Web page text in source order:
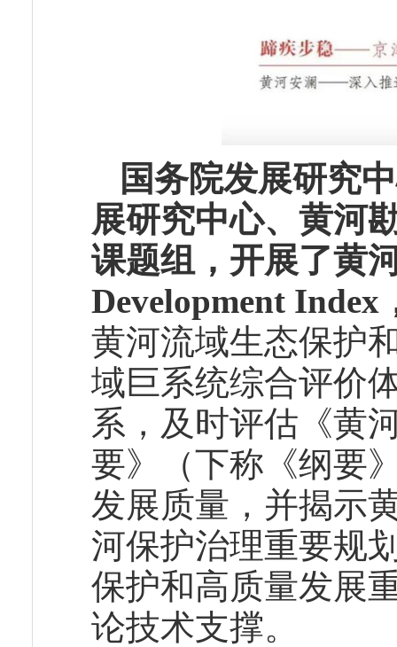
国务院发展研究
展研究中心、黄河
课题组，开展了黄
Development
黄河流域生态保护
域巨系统综合评价
系，及时评估《黄
要》（下称《纲要
发展质量，并揭示
河保护治理重要规
保护和高质量发展
论技术支撑。